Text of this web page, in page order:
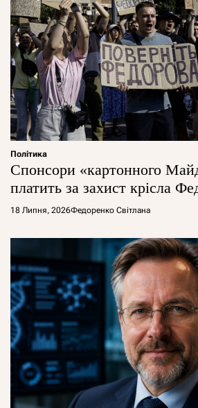
Політика
Спонсори «картонного
платить за захист крісла
18 Липня, 2026Федоренко Світлана